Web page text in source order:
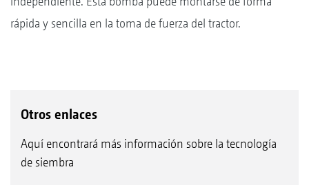
rápida y sencilla en la toma de fuerza del tractor.
Otros enlaces
Aquí encontrará más información sobre la tecnología
de siembra